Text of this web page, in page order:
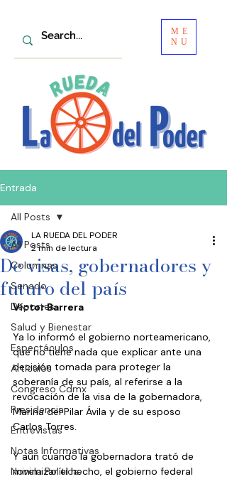
ME
NU
Entrada
All Posts
Columnas
Senado
Deportes
Salud y Bienestar
Espectáculos
Artículos
Congreso Cdmx
Presidencia
Entrevistas
Notas Informativas
Novela Política
All Posts
De visas, gobernadores y
futuro del país
LA RUEDA DEL PODER
2 min de lectura
Víctor Barrera
Ya lo informó el gobierno norteamericano,
que no tiene nada que explicar ante una
decisión tomada para proteger la
soberanía de su país, al referirse a la
revocación de la visa de la gobernadora,
Marina del Pilar Ávila y de su esposo
Carlos Torres.
Y aún cuando la gobernadora trató de
minimizar el hecho, el gobierno federal